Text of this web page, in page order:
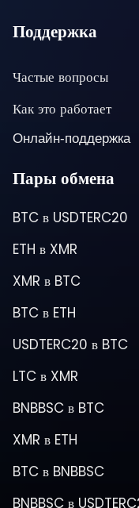
Поддержка
Частые вопросы
Как это работает
Онлайн-поддержка
Пары обмена
BTC в USDTERC20
ETH в XMR
XMR в BTC
BTC в ETH
USDTERC20 в BTC
LTC в XMR
BNBBSC в BTC
XMR в ETH
BTC в BNBBSC
BNBBSC в